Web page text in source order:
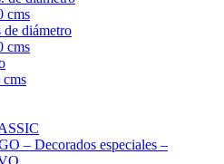
cms
de diámetro
cms
cms
– Decorados especiales –